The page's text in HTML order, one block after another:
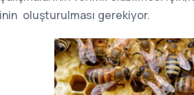
oluşturulması gerekiyor.